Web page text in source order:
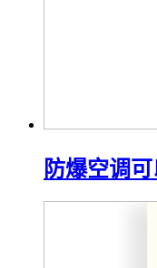
防爆空调